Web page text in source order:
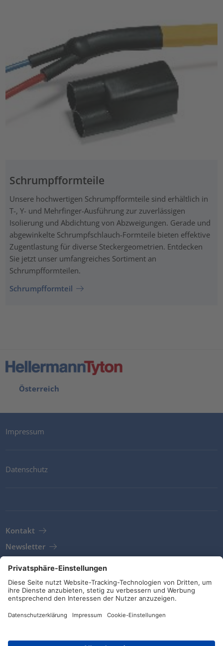
Schrumpfformteile
Unsere hochwertigen Schrumpfformteile sind erhältlich in
T-, Y- und Mehrfinger-Ausführung zur zuverlässigen
Isolierung und Abdichtung von Abzweigungen. Gerade und
abgewinkelte Schrumpfschlauch-Formteile bieten effektive
Zugentlastung für diverse Steckergeometrien. Entdecken
Sie jetzt unser umfangreiches Sortiment an
Schrumpfformteilen.
Schrumpfformteil
Österreich
Impressum
Datenschutz
Kontakt
Newsletter
AGB
Richtlinien und Bekenntnisse
Soziale Medien